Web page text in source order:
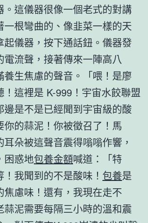
。這儀器很像一個老式的對講
一根彎曲的、像韭菜一樣的天
起儀器，按下通話鈕。儀器發
流聲，接著傳來一陣高八
養生焦慮的聲音。「喂！是廖
！這裡是 K-999！宇宙水餃聯盟
邊是不是已經聞到宇宙級的酸
你的蒜泥！你被徵召了！馬
耳朵被這聲音震得嗡嗡作響，
困惑地包養金額喊道：「特
我聞到的不是酸味！ 包養是
焦慮味！還有，我現在走不
蒜泥需要每隔三小時的溫和震